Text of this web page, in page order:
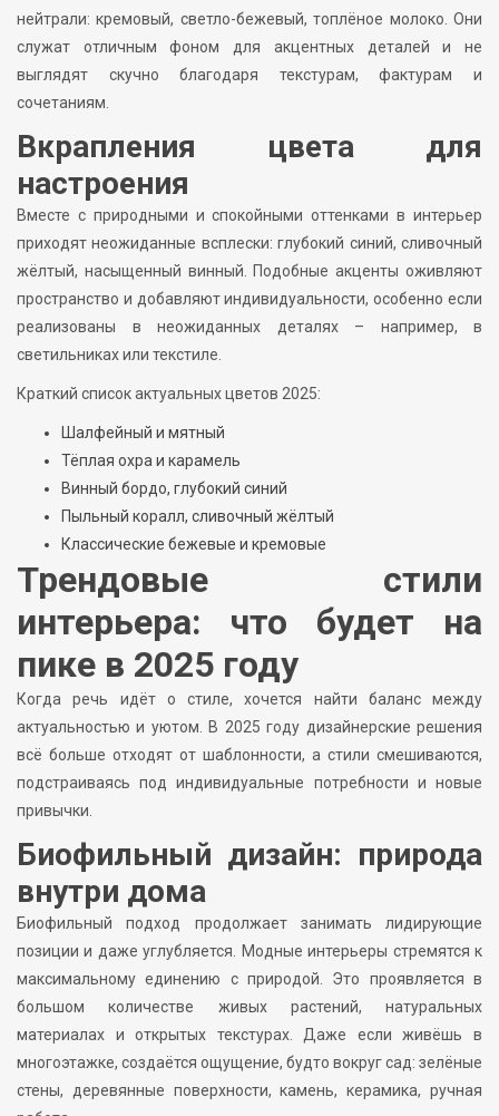
нейтрали: кремовый, светло-бежевый, топлёное молоко. Они
служат отличным фоном для акцентных деталей и не
выглядят скучно благодаря текстурам, фактурам и
сочетаниям.
Вкрапления цвета для
настроения
Вместе с природными и спокойными оттенками в интерьер
приходят неожиданные всплески: глубокий синий, сливочный
жёлтый, насыщенный винный. Подобные акценты оживляют
пространство и добавляют индивидуальности, особенно если
реализованы в неожиданных деталях – например, в
светильниках или текстиле.
Краткий список актуальных цветов 2025:
Шалфейный и мятный
Тёплая охра и карамель
Винный бордо, глубокий синий
Пыльный коралл, сливочный жёлтый
Классические бежевые и кремовые
Трендовые стили
интерьера: что будет на
пике в 2025 году
Когда речь идёт о стиле, хочется найти баланс между
актуальностью и уютом. В 2025 году дизайнерские решения
всё больше отходят от шаблонности, а стили смешиваются,
подстраиваясь под индивидуальные потребности и новые
привычки.
Биофильный дизайн: природа
внутри дома
Биофильный подход продолжает занимать лидирующие
позиции и даже углубляется. Модные интерьеры стремятся к
максимальному единению с природой. Это проявляется в
большом количестве живых растений, натуральных
материалах и открытых текстурах. Даже если живёшь в
многоэтажке, создаётся ощущение, будто вокруг сад: зелёные
стены, деревянные поверхности, камень, керамика, ручная